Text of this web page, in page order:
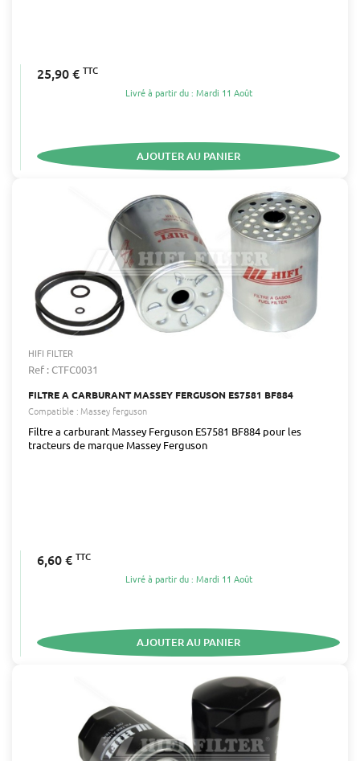
25,90 € TTC
Livré à partir du : Mardi 11 Août
AJOUTER AU PANIER
HIFI FILTER
Ref : CTFC0031
FILTRE A CARBURANT MASSEY FERGUSON ES7581 BF884
Compatible : Massey ferguson
Filtre a carburant Massey Ferguson ES7581 BF884 pour les
tracteurs de marque Massey Ferguson
6,60 € TTC
Livré à partir du : Mardi 11 Août
AJOUTER AU PANIER